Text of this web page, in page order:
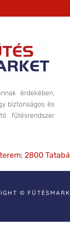
érdekében,
biztonságos és
fűtésrendszer
2800
©